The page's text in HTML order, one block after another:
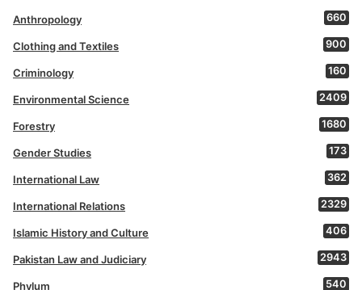
Anthropology 660
Clothing and Textiles 900
Criminology 160
Environmental Science 2409
Forestry 1680
Gender Studies 173
International Law 362
International Relations 2329
Islamic History and Culture 406
Pakistan Law and Judiciary 2943
Phylum 540